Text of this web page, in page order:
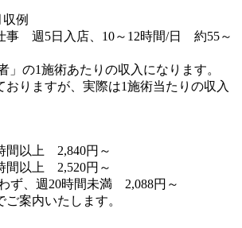
例
事 週5日入店、10～12時間/日 約55～
」の1施術あたりの収入になります。
りますが、実際は1施術当たりの収入
間以上 2,840円～
間以上 2,520円～
ず、週20時間未満 2,088円～
案内いたします。